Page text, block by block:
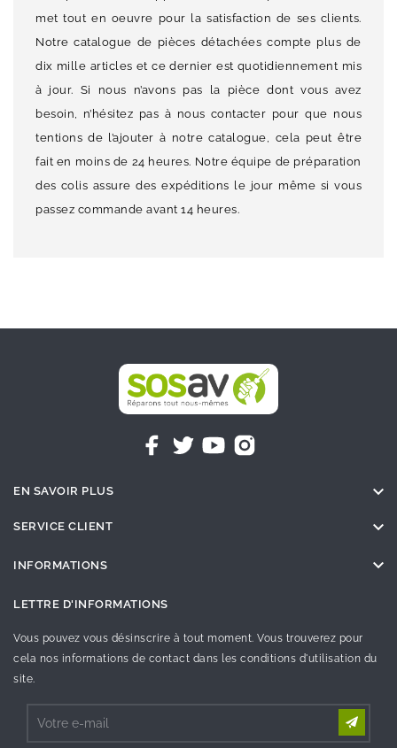
met tout en oeuvre pour la satisfaction de ses clients.
Notre catalogue de pièces détachées compte plus de
dix mille articles et ce dernier est quotidiennement mis
à jour. Si nous n’avons pas la pièce dont vous avez
besoin, n’hésitez pas à nous contacter pour que nous
tentions de l’ajouter à notre catalogue, cela peut être
fait en moins de 24 heures. Notre équipe de préparation
des colis assure des expéditions le jour même si vous
passez commande avant 14 heures.
EN SAVOIR PLUS 
SERVICE CLIENT 
INFORMATIONS 
LETTRE D'INFORMATIONS
Vous pouvez vous désinscrire à tout moment. Vous trouverez pour
cela nos informations de contact dans les conditions d'utilisation du
site.